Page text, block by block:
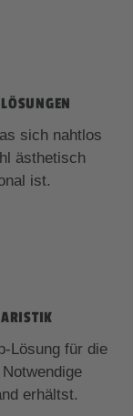
sich nahtlos
ästhetisch
ist.
Lösung für die
erhältst.